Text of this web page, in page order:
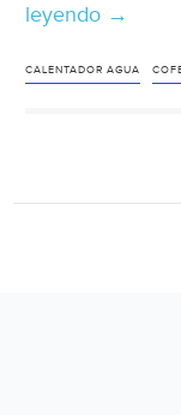
leyendo La
impide
→
CALENTADOR AGUA